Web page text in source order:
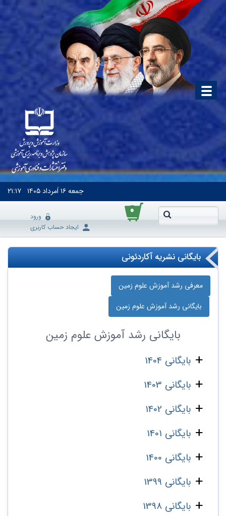
جمعه۱۶ اَمرداد ۱۴۰۵ ۲۱:۱۷
۰
ورود
ایجاد حساب کاربری
بایگانی نشریه آکاردئونی
معرفی رشد آموزش علوم زمین
بایگانی رشد آموزش علوم زمین
بایگانی رشد آموزش علوم زمین
بایگانی 1404
بایگانی 1403
بایگانی 1402
بایگانی 1401
بایگانی 1400
بایگانی 1399
بایگانی 1398